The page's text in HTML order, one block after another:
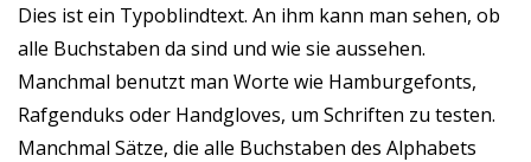
Dies ist ein Typoblindtext. An ihm kann man sehen, ob
alle Buchstaben da sind und wie sie aussehen.
Manchmal benutzt man Worte wie Hamburgefonts,
Rafgenduks oder Handgloves, um Schriften zu testen.
Manchmal Sätze, die alle Buchstaben des Alphabets